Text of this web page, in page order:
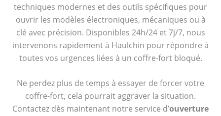
techniques modernes et des outils spécifiques pour
ouvrir les modèles électroniques, mécaniques ou à
clé avec précision. Disponibles 24h/24 et 7j/7, nous
intervenons rapidement à Haulchin pour répondre à
toutes vos urgences liées à un coffre-fort bloqué.
Ne perdez plus de temps à essayer de forcer votre
coffre-fort, cela pourrait aggraver la situation.
Contactez dès maintenant notre service d’ouverture